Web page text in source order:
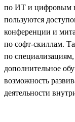
по ИТ и цифровым
пользуются
конференции и
по софт-скиллам.
по
дополнительное
возможность
деятельности